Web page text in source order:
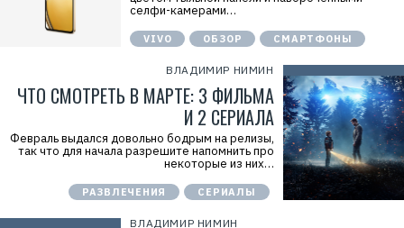
селфи-камерами…
VIVO ОБЗОР СМАРТФОНЫ
ВЛАДИМИР НИМИН
ЧТО СМОТРЕТЬ В МАРТЕ: 3 ФИЛЬМА
И 2 СЕРИАЛА
Февраль выдался довольно бодрым на релизы,
так что для начала разрешите напомнить про
некоторые из них…
РАЗВЛЕЧЕНИЯ СЕРИАЛЫ
ВЛАДИМИР НИМИН